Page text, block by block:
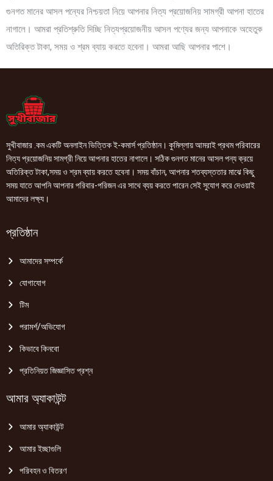
গুনগত মানের আসল পন্যের নিশ্চয়তা নিয়ে আপনার নিত্য প্রয়োজনিয় সামগ্রী আপনা হাতের
নাগালে। আমরা প্রতিশ্রুতি দিচ্ছি নিত্যপ্রয়োজনীয় আসল পণ্যের জন্য আপনাকে অহেতুক
অতিরিক্ত টাকা, সময় ও শ্রম ব্যায় করতে হবেনা। আমরা আছি আপনার পাশে।
সুখীবাজার .কম একটি অনলাইন ভিত্তিক ই-কমার্স প্রতিষ্ঠান। কুমিল্লায় আমরাই প্রথম পরিবারের
নিত্য প্রয়োজনিয় সামগ্রী নিয়ে আপনার হাতের নাগালে। সঠিক গুনগত মানের আসল পন্য ক্রয়ে
অতিরিক্ত টাকা,সময় ও শ্রম ব্যায় করতে হবেনা। সময় বাঁচান, আপনার শতব্যস্ততার মাঝে কিছু
সময় যাতে আপনি আপনার পরিবার-পরিজন এর সাথে ব্যয় করতে পারেন সেই সুযোগ করে দেওয়াই
আমাদের লক্ষ্য।
প্রতিষ্ঠান
আমাদের সম্পর্কে
যোগাযোগ
টিম
পরামর্শ/অভিযোগ
কিভাবে কিনবো
প্রতিনিয়ত জিজ্ঞাসিত প্রশ্ন
আমার অ্যাকাউন্ট
আমার অ্যাকাউন্ট
আমার ইচ্ছাগুলি
পরিবহন ও বিতরণ